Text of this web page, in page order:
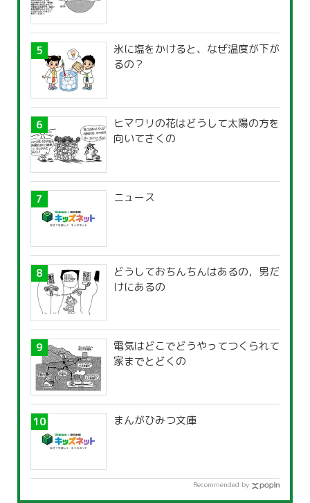
氷に塩をかけると、なぜ温度が下が
るの？
ヒマワリの花はどうして太陽の方を
向いてさくの
ニュース
どうしておちんちんはあるの，男だ
けにあるの
電気はどこでどうやってつくられて
家までとどくの
まんがひみつ文庫
Recommended by